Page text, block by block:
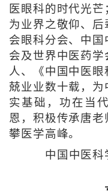
医眼科的时代光
为业界之敬仰、
会眼科分会、中
会及世界中医药
人、《中国中医
兢业业数十载，
实基础，功在当
恩，积极传承唐
攀医学高峰。
中国中医